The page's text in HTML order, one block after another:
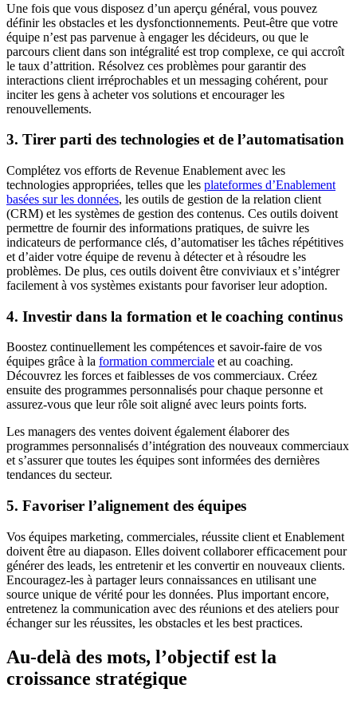
Une fois que vous disposez d’un aperçu général, vous pouvez
définir les obstacles et les dysfonctionnements. Peut-être que votre
équipe n’est pas parvenue à engager les décideurs, ou que le
parcours client dans son intégralité est trop complexe, ce qui accroît
le taux d’attrition. Résolvez ces problèmes pour garantir des
interactions client irréprochables et un messaging cohérent, pour
inciter les gens à acheter vos solutions et encourager les
renouvellements.
3. Tirer parti des technologies et de l’automatisation
Complétez vos efforts de Revenue Enablement avec les
technologies appropriées, telles que les plateformes d’Enablement
basées sur les données, les outils de gestion de la relation client
(CRM) et les systèmes de gestion des contenus. Ces outils doivent
permettre de fournir des informations pratiques, de suivre les
indicateurs de performance clés, d’automatiser les tâches répétitives
et d’aider votre équipe de revenu à détecter et à résoudre les
problèmes. De plus, ces outils doivent être conviviaux et s’intégrer
facilement à vos systèmes existants pour favoriser leur adoption.
4. Investir dans la formation et le coaching continus
Boostez continuellement les compétences et savoir-faire de vos
équipes grâce à la formation commerciale et au coaching.
Découvrez les forces et faiblesses de vos commerciaux. Créez
ensuite des programmes personnalisés pour chaque personne et
assurez-vous que leur rôle soit aligné avec leurs points forts.
Les managers des ventes doivent également élaborer des
programmes personnalisés d’intégration des nouveaux commerciaux
et s’assurer que toutes les équipes sont informées des dernières
tendances du secteur.
5. Favoriser l’alignement des équipes
Vos équipes marketing, commerciales, réussite client et Enablement
doivent être au diapason. Elles doivent collaborer efficacement pour
générer des leads, les entretenir et les convertir en nouveaux clients.
Encouragez-les à partager leurs connaissances en utilisant une
source unique de vérité pour les données. Plus important encore,
entretenez la communication avec des réunions et des ateliers pour
échanger sur les réussites, les obstacles et les best practices.
Au-delà des mots, l’objectif est la
croissance stratégique